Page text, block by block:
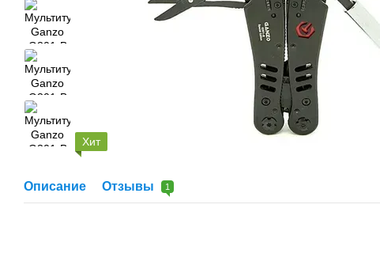
Хит
Описание Отзывы 1